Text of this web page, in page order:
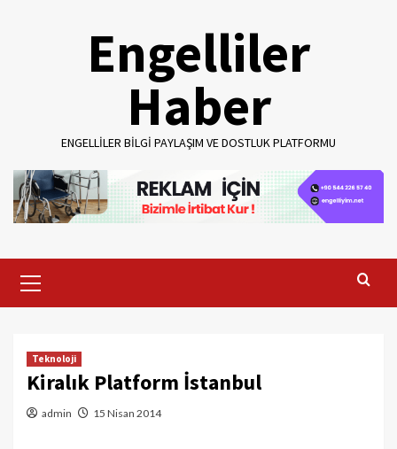
Engelliler
Haber
ENGELLILER BILGI PAYLAŞIM VE DOSTLUK PLATFORMU
Menu
Teknoloji
Kiralık Platform İstanbul
admin 15 Nisan 2014